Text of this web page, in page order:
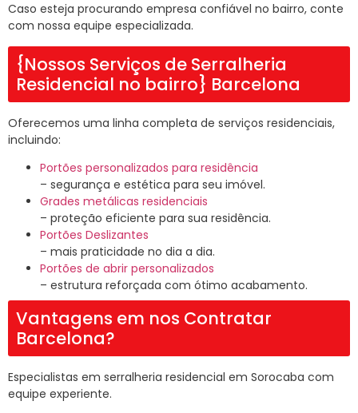
Caso esteja procurando empresa confiável no bairro, conte
com nossa equipe especializada.
{Nossos Serviços de Serralheria
Residencial no bairro} Barcelona
Oferecemos uma linha completa de serviços residenciais,
incluindo:
Portões personalizados para residência
– segurança e estética para seu imóvel.
Grades metálicas residenciais
– proteção eficiente para sua residência.
Portões Deslizantes
– mais praticidade no dia a dia.
Portões de abrir personalizados
– estrutura reforçada com ótimo acabamento.
Vantagens em nos Contratar
Barcelona?
Especialistas em serralheria residencial em Sorocaba com
equipe experiente.